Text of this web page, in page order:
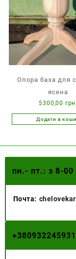
Опора база для
ясена
5300,00 грн.
Додати в
пн.- пт.: з 8-00
Почта:
+